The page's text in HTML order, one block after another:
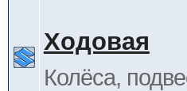
Ходовая
Колёса,